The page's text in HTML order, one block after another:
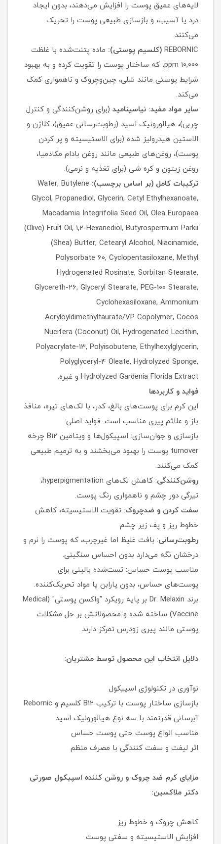
لایه‌های عمیق پوست را افزایش می‌دهند، بدون ایجاد
درد یا آسیب، و بازسازی طبیعی پوست را تحریک
می‌کنند.
REBORNIC (کلسیم پوستی): ماده پتنت‌شده با غلظت
۱۰,۰۰۰ ppm، که ساختار پوست را تقویت کرده و به بهبود
شرایط پوستی مانند شلی، چین‌وچروک و ناهمواری کمک
می‌کند.
سایر مواد مفید: نیاسینامید (برای روشن‌کنندگی و کنترل
چربی)، هیالورونیک اسید (رطوبت‌رسانی عمیق)، کلاژن و
الاستین هیدرولیز شده (برای الاستیسیته و پر کردن
پوست)، روغن‌های طبیعی مانند روغن بادام مکادمیا،
روغن زیتون و کره شی (برای تغذیه و نرمی).
ترکیبات کامل (بر اساس برچسب): Water, Butylene
Glycol, Propanediol, Glycerin, Cetyl Ethylhexanoate,
Macadamia Integrifolia Seed Oil, Olea Europaea
(Olive) Fruit Oil, 1,2-Hexanediol, Butyrospermum Parkii
(Shea) Butter, Cetearyl Alcohol, Niacinamide,
Polysorbate 60, Cyclopentasiloxane, Methyl
Hydrogenated Rosinate, Sorbitan Stearate,
Glycereth-26, Glyceryl Stearate, PEG-100 Stearate,
Cyclohexasiloxane, Ammonium
Acryloyldimethyltaurate/VP Copolymer, Cocos
Nucifera (Coconut) Oil, Hydrogenated Lecithin,
Polyacrylate-13, Polyisobutene, Ethylhexylglycerin,
Polyglyceryl-4 Oleate, Hydrolyzed Sponge,
Hydrolyzed Gardenia Florida Extract و غیره.
فواید و کاربردها
این کرم برای پوست‌های بالغ، کدر، با لک‌های تیره، منافذ
باز و علائم پیری مناسب است. فواید اصلی:
بازسازی و جوان‌سازی: اسپیکول‌ها و ویتامین B12 چرخه
turnover پوست را بهبود می‌بخشند و به ترمیم طبیعی
کمک می‌کنند.
روشن‌کنندگی
: کاهش لک‌های hyperpigmentation،
تیرگی دور چشم و ناهمواری رنگ پوست.
سفت کردن و ضدچروک: تقویت الاستیسیته، کاهش
خطوط ریز و پف زیر چشم.
رطوبت‌رسانی: بافت غلیظ اما غیرچرب، که پوست را نرم و
درخشان نگه می‌دارد بدون احساس سنگینی.
مناسب پوست حساس: تست‌شده بالینی برای
پوست‌های حساس، بدون پارابن یا مواد تحریک‌کننده.
برند Dr. Melaxin بر پایه رویکرد "واکسن پوستی" (Medical
Vaccine) ساخته شده و محصولاتش بر حل مشکلات
پوستی مانند پیری زودرس تمرکز دارند.
دلایل انتخاب این محصول توسط مشتریان:
نوآوری در تکنولوژی اسپیکول
بازسازی ساختار پوست با ترکیب B12 کلسیم و Rebornic
آبرسانی قدرتمند با سه نوع هیالورونیک اسید
مناسب انواع پوست حتی پوست حساس
اثر لیفت و سفت کنندگی با مصرف منظم
مزایای کرم ضد چروک و روشن کننده اسپیکول صورتی
دکتر ملاکسین:
کاهش چروک و خطوط ریز
افزایش الاستیسیته و سفتی پوست